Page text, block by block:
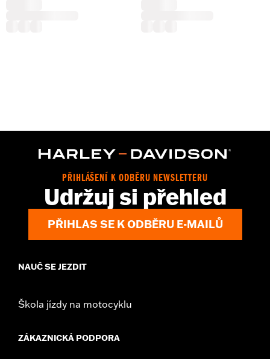
PŘIHLÁŠENÍ K ODBĚRU NEWSLETTERU
Udržuj si přehled
PŘIHLAS SE K ODBĚRU E-MAILŮ
NAUČ SE JEZDIT
Škola jízdy na motocyklu
ZÁKAZNICKÁ PODPORA